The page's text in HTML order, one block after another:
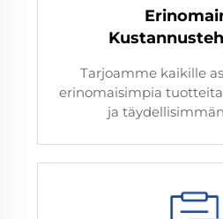
Tarjoamme kaikille
erinomaisimpia
ja